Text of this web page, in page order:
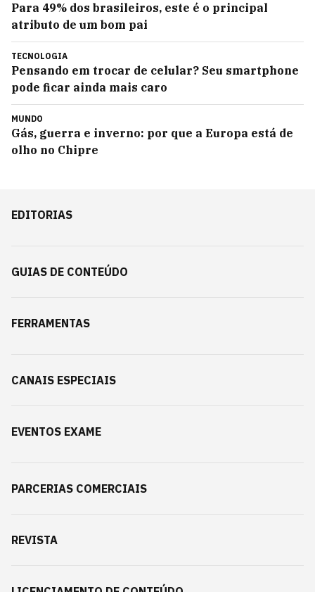
Para 49% dos brasileiros, este é o principal
atributo de um bom pai
TECNOLOGIA
Pensando em trocar de celular? Seu smartphone
pode ficar ainda mais caro
MUNDO
Gás, guerra e inverno: por que a Europa está de
olho no Chipre
EDITORIAS
GUIAS DE CONTEÚDO
FERRAMENTAS
CANAIS ESPECIAIS
EVENTOS EXAME
PARCERIAS COMERCIAIS
REVISTA